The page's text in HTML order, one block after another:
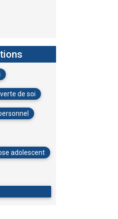
de soi
adolescent